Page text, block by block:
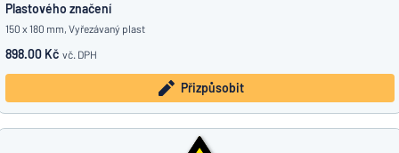
Plastového značení
150 x 180 mm, Vyřezávaný plast
898.00 Kč vč. DPH
Přizpůsobit